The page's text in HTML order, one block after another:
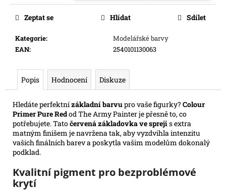
Kategorie:
Modelářské barvy
EAN: 2540101130063
Zeptat se Hlídat Sdílet
Popis Hodnocení Diskuze
Hledáte perfektnízákladní barvupro vaše figurky? Colour
Primer Pure Redod The Army Painter je přesně to, co
potřebujete. Tatočervená základovka ve sprejis extra
matným finišem je navržena tak, aby vyzdvihla intenzitu
vašich finálních barev a poskytla vašim modelům dokonalý
podklad.
Kvalitní pigment pro bezproblémové
krytí
u
m
e
ONE
PIECE
CG:
IB08
ILLUSTRATION
BOX
899
Kč